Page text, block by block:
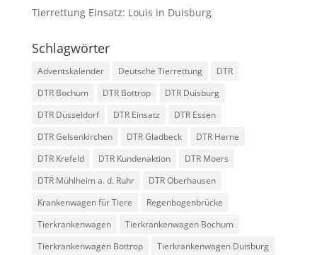
Tierrettung Einsatz: Louis in Duisburg
Schlagwörter
Adventskalender Deutsche Tierrettung
DTR
DTR Bochum
DTR Bottrop
DTR Duisburg
DTR Düsseldorf
DTR Einsatz
DTR Essen
DTR Gelsenkirchen
DTR Gladbeck
DTR Herne
DTR Krefeld
DTR Kundenaktion
DTR Moers
DTR Mühlheim a. d. Ruhr
DTR Oberhausen
Krankenwagen für Tiere
Regenbogenbrücke
Tierkrankenwagen
Tierkrankenwagen Bochum
Tierkrankenwagen Bottrop
Tierkrankenwagen Duisburg